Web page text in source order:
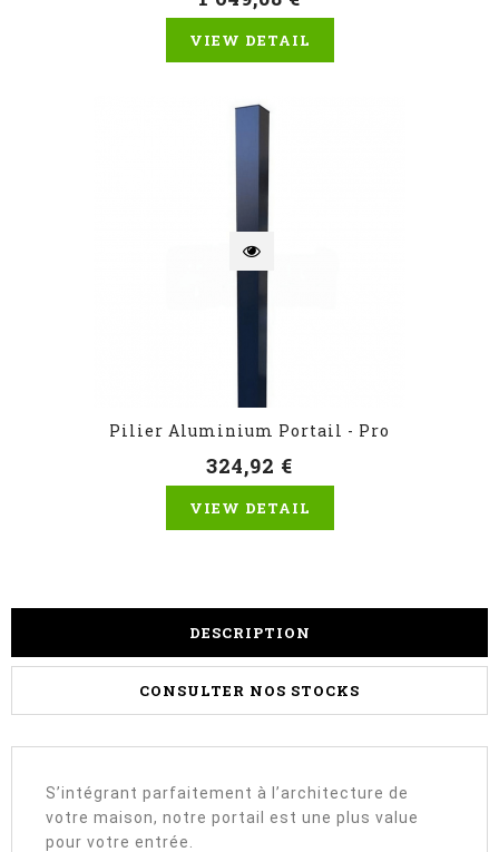
VIEW DETAIL
Pilier Aluminium Portail - Pro
324,92 €
VIEW DETAIL
DESCRIPTION
CONSULTER NOS STOCKS
S’intégrant parfaitement à l’architecture de
votre maison, notre portail est une plus value
pour votre entrée.